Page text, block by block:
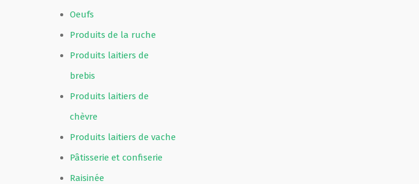
Oeufs
Produits de la ruche
Produits laitiers de
brebis
Produits laitiers de
chèvre
Produits laitiers de vache
Pâtisserie et confiserie
Raisinée